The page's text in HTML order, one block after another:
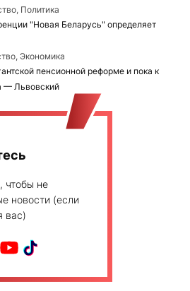
Политика
"Новая Беларусь" определяет
Экономика
пенсионной реформе и пока к
— Львовский
чтобы не
новости (если
вас)